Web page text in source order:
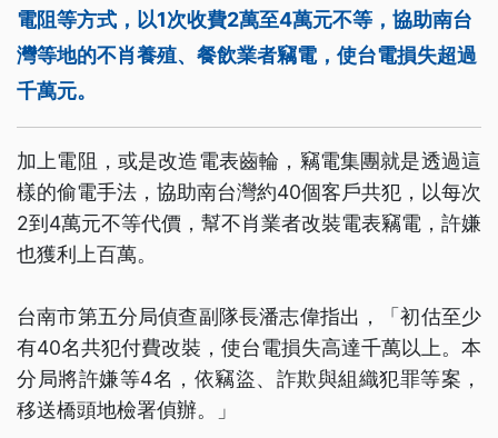
電阻等方式，以1次收費2萬至4萬元不等，協助南台
灣等地的不肖養殖、餐飲業者竊電，使台電損失超過
千萬元。
加上電阻，或是改造電表齒輪，竊電集團就是透過這
樣的偷電手法，協助南台灣約40個客戶共犯，以每次
2到4萬元不等代價，幫不肖業者改裝電表竊電，許嫌
也獲利上百萬。
台南市第五分局偵查副隊長潘志偉指出，「初估至少
有40名共犯付費改裝，使台電損失高達千萬以上。本
分局將許嫌等4名，依竊盜、詐欺與組織犯罪等案，
移送橋頭地檢署偵辦。」